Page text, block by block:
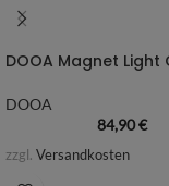
DOOA Magnet Light
DOOA
84,90€
zzgl. Versandkosten